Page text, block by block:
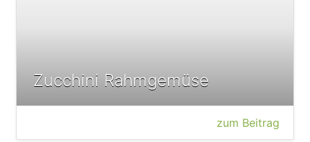
Zucchini Rahmgemüse
zum Beitrag